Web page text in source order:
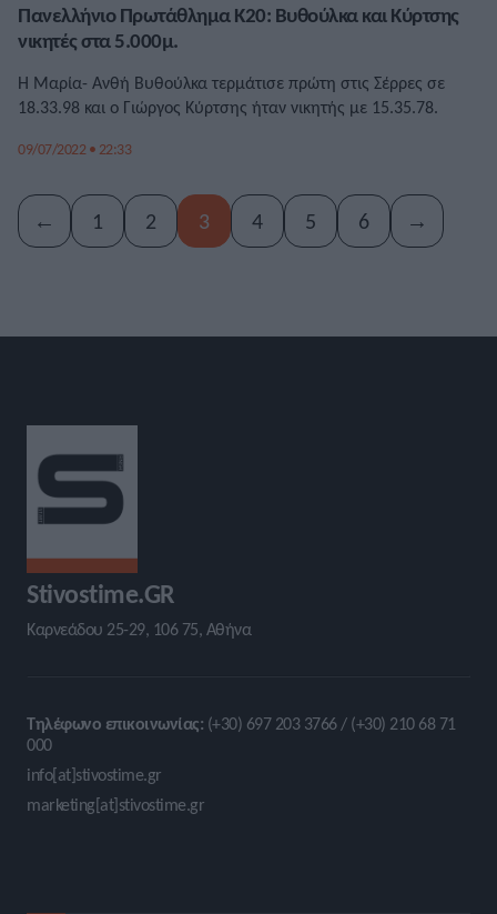
Πανελλήνιο Πρωτάθλημα Κ20: Βυθούλκα και Κύρτσης
νικητές στα 5.000μ.
Η Μαρία- Ανθή Βυθούλκα τερμάτισε πρώτη στις Σέρρες σε
18.33.98 και ο Γιώργος Κύρτσης ήταν νικητής με 15.35.78.
09/07/2022 • 22:33
← 1 2 3 4 5 6 →
Stivostime.GR
Καρνεάδου 25-29, 106 75, Αθήνα
Τηλέφωνο επικοινωνίας: (+30) 697 203 3766 / (+30) 210 68 71
000
info[at]stivostime.gr
marketing[at]stivostime.gr